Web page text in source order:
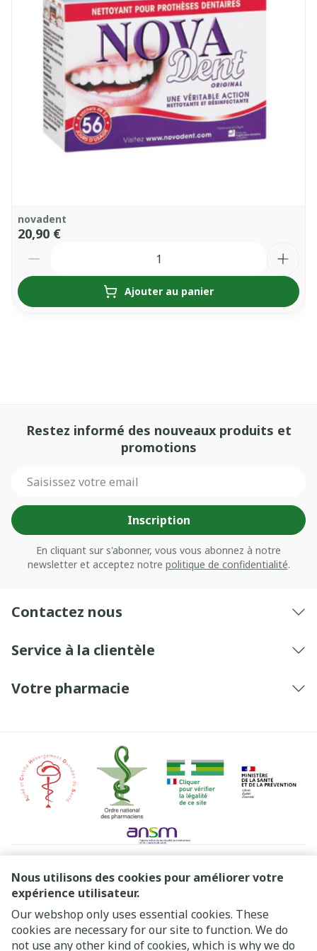
Nous utilisons des cookies pour améliorer votre
expérience utilisateur.
Our webshop only uses essential cookies. These
cookies are necessary for our site to function. We do
not use any other kind of cookies, which is why we do
novadent
20,90 €
Ajouter au panier
Restez informé des nouveaux produits et
promotions
Inscription
En cliquant sur s'abonner, vous vous abonnez à notre
newsletter et acceptez notre politique de confidentialité.
Contactez nous
Service à la clientèle
Votre pharmacie
Liens légaux